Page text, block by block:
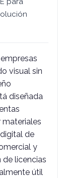
visual sin
diseñada
de
y
licencias
útil